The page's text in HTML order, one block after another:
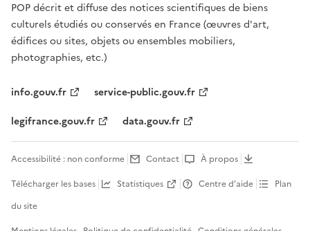
POP décrit et diffuse des notices scientifiques de biens
culturels étudiés ou conservés en France (œuvres d'art,
édifices ou sites, objets ou ensembles mobiliers,
photographies, etc.)
info.gouv.fr
service-public.gouv.fr
legifrance.gouv.fr
data.gouv.fr
Accessibilité : non conforme Contact
À propos
Télécharger les bases
Statistiques Centre d’aide
Plan
du site